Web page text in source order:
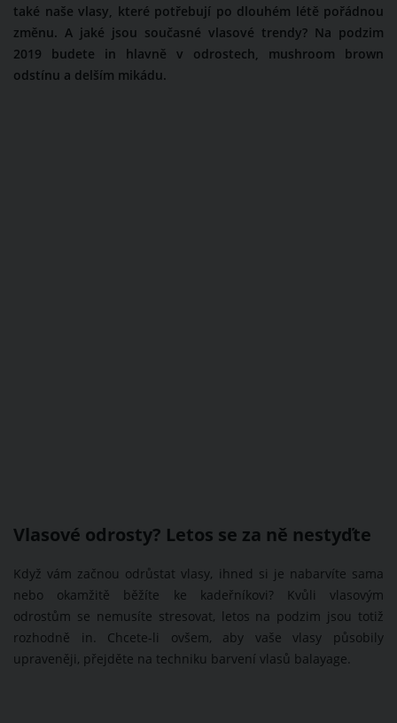
také naše vlasy, které potřebují po dlouhém létě pořádnou
změnu. A jaké jsou současné vlasové trendy? Na podzim
2019 budete in hlavně v odrostech, mushroom brown
odstínu a delším mikádu.
Vlasové odrosty? Letos se za ně nestyďte
Když vám začnou odrůstat vlasy, ihned si je nabarvíte sama
nebo okamžitě běžíte ke kadeřníkovi? Kvůli vlasovým
odrostům se nemusíte stresovat, letos na podzim jsou totiž
rozhodně in. Chcete-li ovšem, aby vaše vlasy působily
upraveněji, přejděte na techniku barvení vlasů balayage.